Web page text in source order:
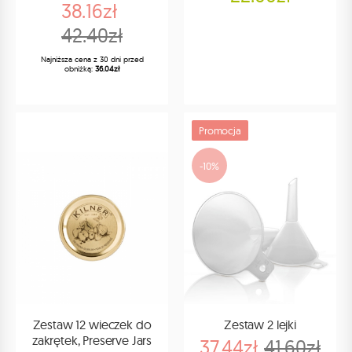
38.16zł
42.40zł
Najniższa cena z 30 dni przed
obniżką: 36.04zł
Zestaw 12 wieczek do
zakrętek, Preserve Jars
Promocja
-10%
Zestaw 2 lejki
37.44zł 41.60zł